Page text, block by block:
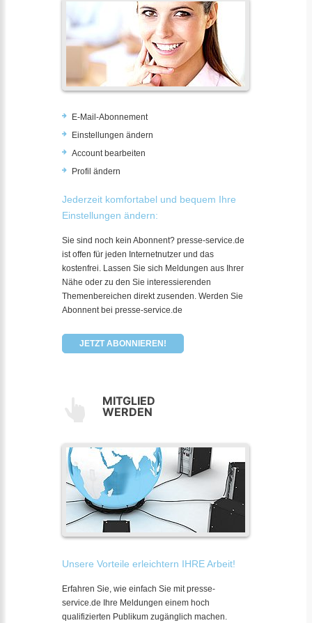
E-Mail-Abonnement
Einstellungen ändern
Account bearbeiten
Profil ändern
Jederzeit komfortabel und bequem Ihre
Einstellungen ändern:
Sie sind noch kein Abonnent? presse-service.de
ist offen für jeden Internetnutzer und das
kostenfrei. Lassen Sie sich Meldungen aus Ihrer
Nähe oder zu den Sie interessierenden
Themenbereichen direkt zusenden. Werden Sie
Abonnent bei presse-service.de
JETZT ABONNIEREN!
MITGLIED
WERDEN
Unsere Vorteile erleichtern IHRE Arbeit!
Erfahren Sie, wie einfach Sie mit presse-
service.de Ihre Meldungen einem hoch
qualifizierten Publikum zugänglich machen.